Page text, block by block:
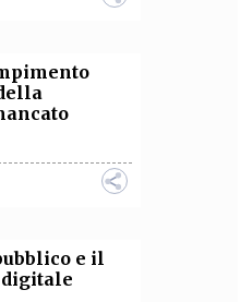
e il